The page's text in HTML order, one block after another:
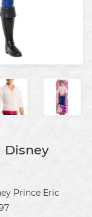
Disney
Prince Eric